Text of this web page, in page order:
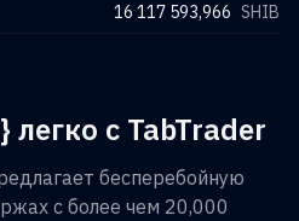
16 117 593,966 SHIB
легко с TabTrader
бесперебойную
с более чем 20,000